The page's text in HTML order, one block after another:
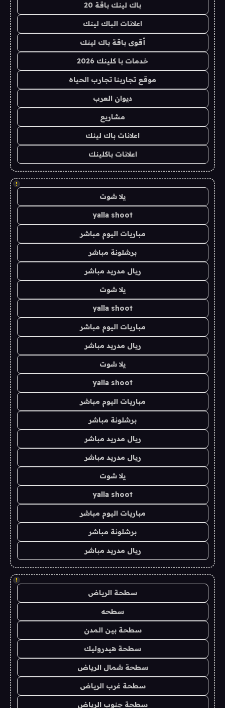
باك لينك باقة 20
اعلانات الباك لينك
أقوى باقة باك لينك
خدمات با كلينك 2026
موقع تجاربنا تجارب الحياه
ديوان العرب
مشاريع
اعلانات باك لينك
اعلانات باكلينك
!
يلا شوت
yalla shoot
مباريات اليوم مباشر
برشلونة مباشر
ريال مدريد مباشر
يلا شوت
yalla shoot
مباريات اليوم مباشر
ريال مدريد مباشر
يلا شوت
yalla shoot
مباريات اليوم مباشر
برشلونة مباشر
ريال مدريد مباشر
ريال مدريد مباشر
يلا شوت
yalla shoot
مباريات اليوم مباشر
برشلونة مباشر
ريال مدريد مباشر
!
سطحة الرياض
سطحه
سطحة بين المدن
سطحة هيدروليك
سطحة شمال الرياض
سطحة غرب الرياض
سطحة جنوب الرياض